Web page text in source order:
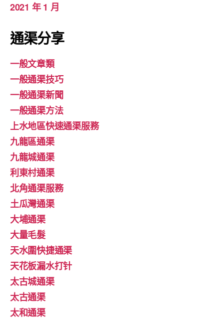
2021 年 1 月
通渠分享
一般文章類
一般通渠技巧
一般通渠新聞
一般通渠方法
上水地區快速通渠服務
九龍區通渠
九龍城通渠
利東村通渠
北角通渠服務
土瓜灣通渠
大埔通渠
大量毛髮
天水圍快捷通渠
天花板漏水打针
太古城通渠
太古通渠
太和通渠